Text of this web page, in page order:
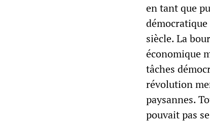
en tant que
siècle. La
économique
tâches
révolution
paysannes.
pouvait pas